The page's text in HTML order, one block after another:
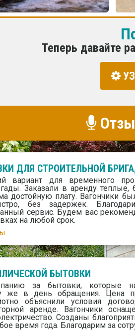
Теперь давайте
ДЛЯ СТРОИТЕЛЬНОЙ
вариант для временного
Заказали в аренду теплые,
достойную плату. Вагончики
без задержек.
сервис. Будем вас
на любой срок.
БЫТОВКИ
за бытовки, которые
же в день обращения. Цена
объяснили условия
аренде. Вагончики
Созданы
время года. Благодарим за